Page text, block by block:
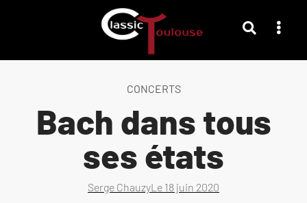
CONCERTS
Bach dans tous
ses états
Serge ChauzyLe 18 juin 2020